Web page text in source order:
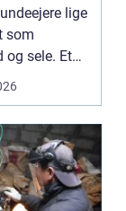
lige
som
og sele. Et